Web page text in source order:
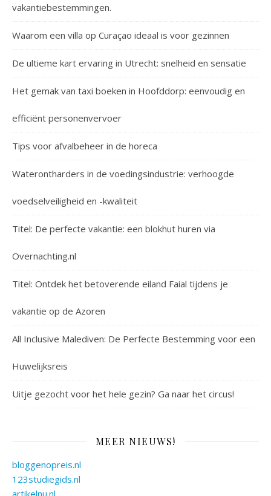
vakantiebestemmingen.
Waarom een villa op Curaçao ideaal is voor gezinnen
De ultieme kart ervaring in Utrecht: snelheid en sensatie
Het gemak van taxi boeken in Hoofddorp: eenvoudig en
efficiënt personenvervoer
Tips voor afvalbeheer in de horeca
Waterontharders in de voedingsindustrie: verhoogde
voedselveiligheid en -kwaliteit
Titel: De perfecte vakantie: een blokhut huren via
Overnachting.nl
Titel: Ontdek het betoverende eiland Faial tijdens je
vakantie op de Azoren
All Inclusive Malediven: De Perfecte Bestemming voor een
Huwelijksreis
Uitje gezocht voor het hele gezin? Ga naar het circus!
MEER NIEUWS!
bloggenopreis.nl
123studiegids.nl
artikelnu.nl